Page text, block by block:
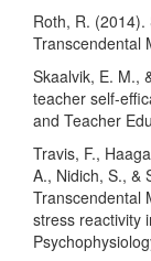
Roth, R.
Transcendental
Skaalvik, E. M.,
teacher self-
and Teacher
Travis, F.,
A., Nidich, S., &
Transcendental
stress reactivity